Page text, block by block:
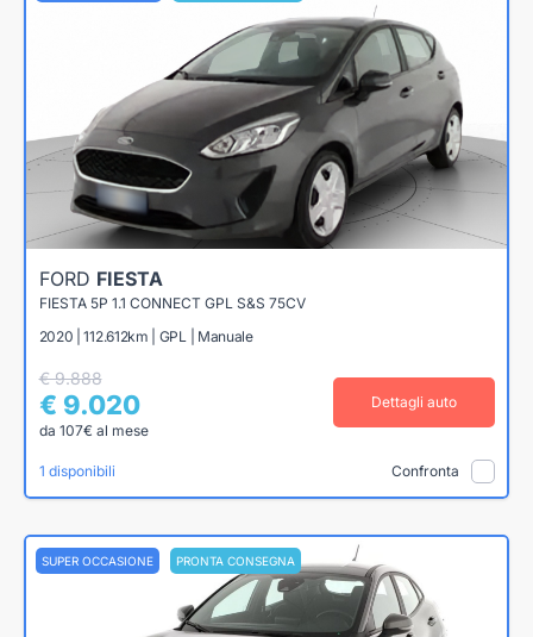
FORD FIESTA
FIESTA 5P 1.1 CONNECT GPL S&S 75CV
2020 | 112.612km | GPL | Manuale
€ 9.888
€ 9.020
da 107€ al mese
Dettagli auto
1 disponibili Confronta
SUPER OCCASIONE PRONTA CONSEGNA